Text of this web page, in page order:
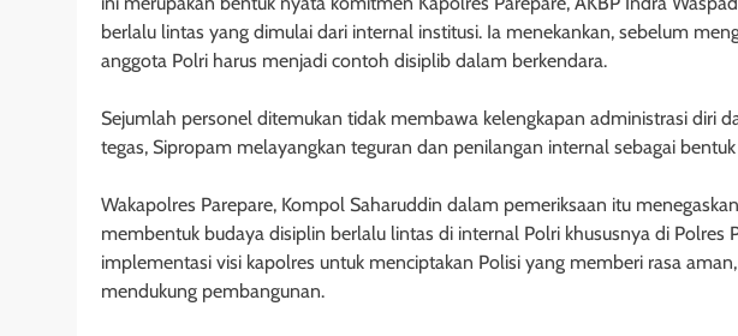
berlalu lintas yang dimulai dari internal institusi. Ia menekankan, sebelum
anggota Polri harus menjadi contoh disiplib dalam berkendara.
Sejumlah personel ditemukan tidak membawa kelengkapan administrasi diri
tegas, Sipropam melayangkan teguran dan penilangan internal sebagai
Wakapolres Parepare, Kompol Saharuddin dalam pemeriksaan itu
membentuk budaya disiplin berlalu lintas di internal Polri khususnya di Polres
implementasi visi kapolres untuk menciptakan Polisi yang memberi rasa
mendukung pembangunan.